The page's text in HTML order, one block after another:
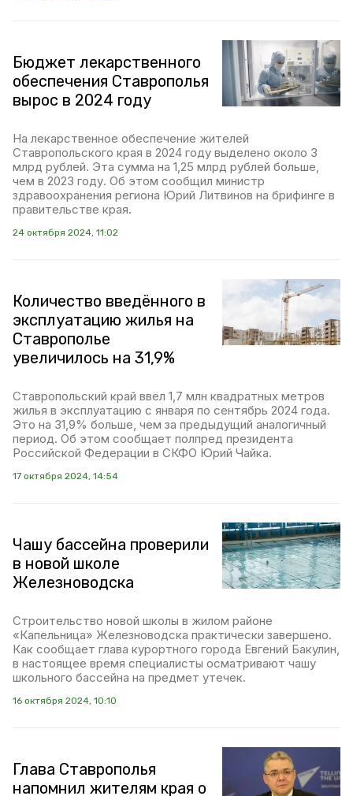
Бюджет лекарственного
обеспечения Ставрополья
вырос в 2024 году
На лекарственное обеспечение жителей
Ставропольского края в 2024 году выделено около 3
млрд рублей. Эта сумма на 1,25 млрд рублей больше,
чем в 2023 году. Об этом сообщил министр
здравоохранения региона Юрий Литвинов на брифинге в
правительстве края.
24 октября 2024, 11:02
Количество введённого в
эксплуатацию жилья на
Ставрополье
увеличилось на 31,9%
Ставропольский край ввёл 1,7 млн квадратных метров
жилья в эксплуатацию с января по сентябрь 2024 года.
Это на 31,9% больше, чем за предыдущий аналогичный
период. Об этом сообщает полпред президента
Российской Федерации в СКФО Юрий Чайка.
17 октября 2024, 14:54
Чашу бассейна проверили
в новой школе
Железноводска
Строительство новой школы в жилом районе
«Капельница» Железноводска практически завершено.
Как сообщает глава курортного города Евгений Бакулин,
в настоящее время специалисты осматривают чашу
школьного бассейна на предмет утечек.
16 октября 2024, 10:10
Глава Ставрополья
напомнил жителям края о